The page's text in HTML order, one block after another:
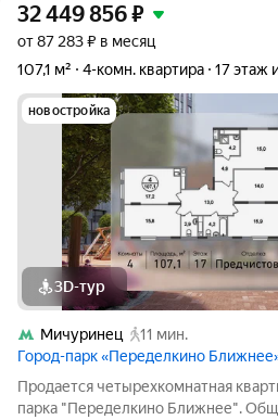
32 449 856₽
от 87 283 ₽ в месяц
107,1 м²
4-комн. квартира 17 этаж
новостройка
3D-тур
Мичуринец
11 мин.
Город-парк «Переделкино
Продается четырехкомнатная
парка "Переделкино Ближнее".